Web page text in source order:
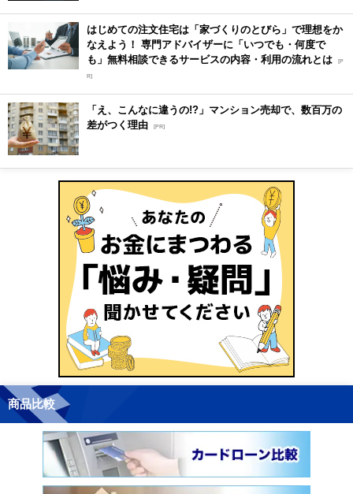
はじめての注文住宅は「家づくりのとびら」で理想をか
なえよう！ 専門アドバイザーに「いつでも・何度で
も」無料相談できるサービスの内容・利用の流れとは [P
R]
「え、こんなに違うの!?」マンション売却で、数百万の
差がつく理由 [PR]
商品比較